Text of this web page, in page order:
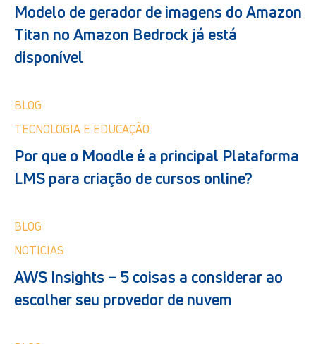
Modelo de gerador de imagens do Amazon
Titan no Amazon Bedrock já está
disponível
BLOG
TECNOLOGIA E EDUCAÇÃO
Por que o Moodle é a principal Plataforma
LMS para criação de cursos online?
BLOG
NOTICIAS
AWS Insights – 5 coisas a considerar ao
escolher seu provedor de nuvem